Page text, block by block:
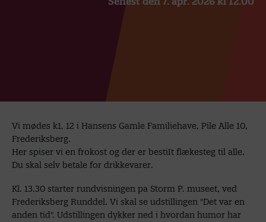
Vi mødes k1. 12 i Hansens Gamle Familiehave, Pile Alle 10,
Frederiksberg.
Her spiser vi en frokost og der er bestiIt flækesteg til alle.
Du skal selv betale for drikkevarer.
Kl. 13.30 starter rundvisningen pa Storm P. museet, ved
Frederiksberg Runddel. Vi skal se udstillingen "Det var en
anden tid". Udstillingen dykker ned i hvordan humor har